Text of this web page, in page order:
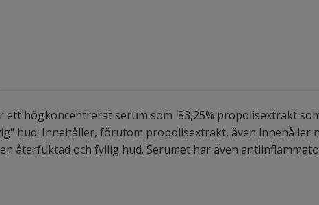
ett högkoncentrerat serum som 83,25% propolisextrakt
hud. Innehåller, förutom propolisextrakt, även innehåller
återfuktad och fyllig hud. Serumet har även